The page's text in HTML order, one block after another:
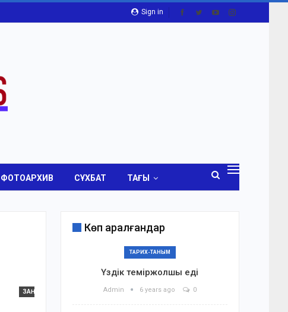
Sign in
ФОТОАРХИВ СҰХБАТ ТАҒЫ
ЗАҢ
Көп қаралғандар
ТАРИХ-ТАНЫМ
Үздік теміржолшы еді
Admin 6 years ago 0